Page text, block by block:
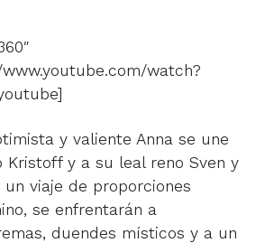
watch?
y valiente Anna se une
Kristoff y a su leal reno Sven y
viaje de proporciones
se enfrentarán a
duendes místicos y a un